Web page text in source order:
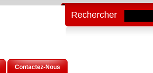
Contactez-Nous
Rechercher